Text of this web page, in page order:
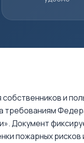
и
Документ
пожарных